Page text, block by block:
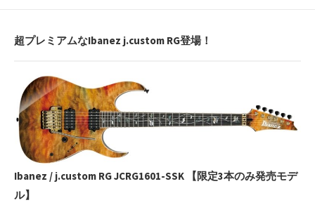
超プレミアムなIbanez j.custom RG登場！
Ibanez / j.custom RG JCRG1601-SSK 【限定3本のみ発売モデ
ル】